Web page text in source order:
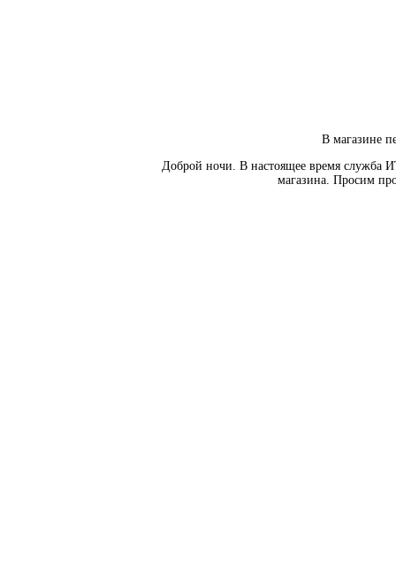
В магазине
Доброй ночи. В настоящее время служба
магазина. Просим